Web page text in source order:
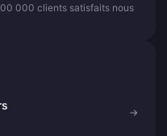
000 clients satisfaits nous
→